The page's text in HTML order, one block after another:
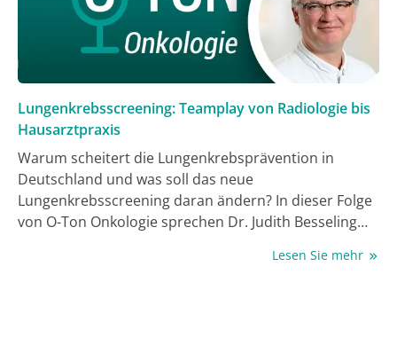
Lungenkrebsscreening: Teamplay von Radiologie bis
Hausarztpraxis
Warum scheitert die Lungenkrebsprävention in
Deutschland und was soll das neue
Lungenkrebsscreening daran ändern? In dieser Folge
von O-Ton Onkologie sprechen Dr. Judith Besseling
Chefarzt der Klinik für Pneumologie an derLesen Sie mehr